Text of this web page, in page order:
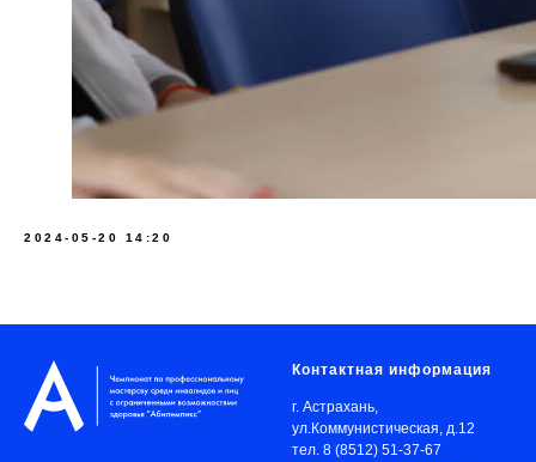
2024-05-20 14:20
Контактная информация
г. Астрахань,
ул.Коммунистическая, д.12
тел. 8 (8512) 51-37-67